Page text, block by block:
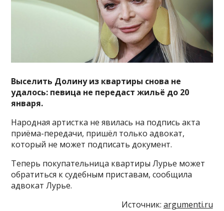
Выселить Долину из квартиры снова не
удалось: певица не передаст жильё до 20
января.
Народная артистка не явилась на подпись акта
приёма-передачи, пришёл только адвокат,
который не может подписать документ.
Теперь покупательница квартиры Лурье может
обратиться к судебным приставам, сообщила
адвокат Лурье.
Источник: argumenti.ru